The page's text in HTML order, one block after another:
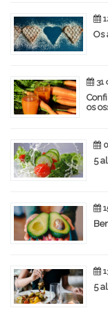
Os
31
os
5
5